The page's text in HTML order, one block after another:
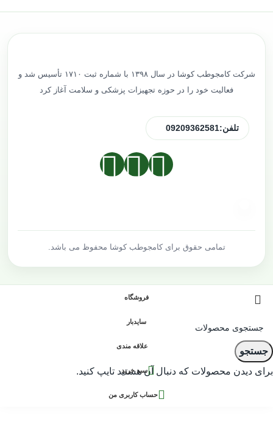
شرکت کامجوطب کوشا در سال ۱۳۹۸ با شماره ثبت ۱۷۱۰ تأسیس شد و
فعالیت خود را در حوزه تجهیزات پزشکی و سلامت آغاز کرد
تلفن:09209362581
تمامی حقوق برایکامجوطب کوشا محفوظ می باشد.
جستجو
برای دیدن محصولات که دنبال آن هستید تایپ کنید.
فروشگاه
سایدبار
علاقه مندی
سبد خرید
حساب کاربری من